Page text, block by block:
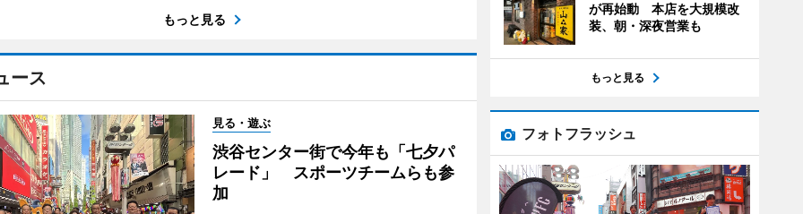
もっと見る
ース
見る・遊ぶ
渋谷センター街で今年も「七夕パ
レード」 スポーツチームらも参
加
が再始動 本店を大規模改
装、朝・深夜営業も
もっと見る
フォトフラッシュ